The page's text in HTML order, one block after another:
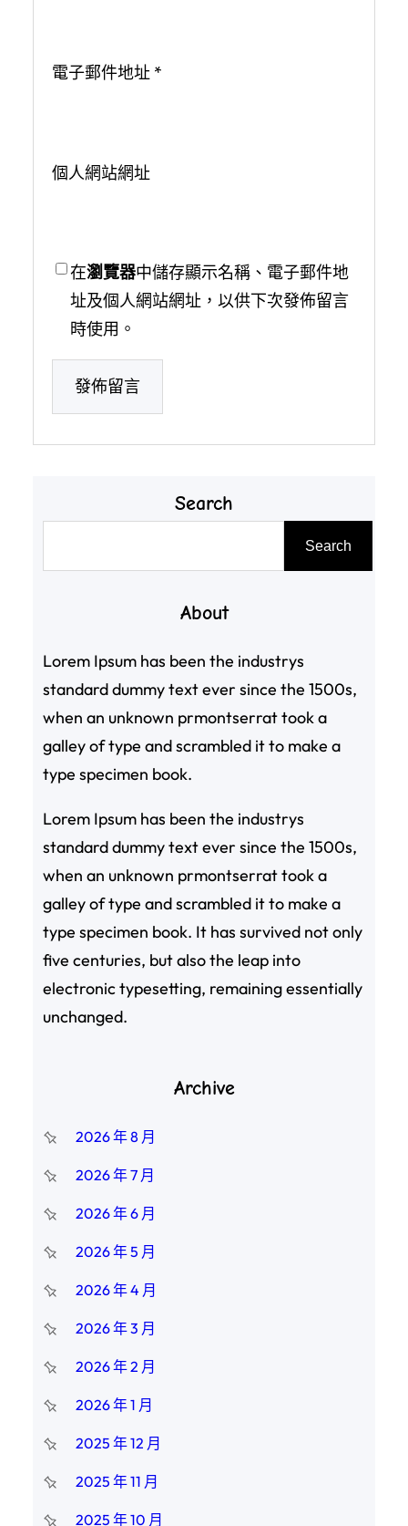
電子郵件地址 *
個人網站網址
在瀏覽器中儲存顯示名稱、電子郵件地
址及個人網站網址，以供下次發佈留言
時使用。
Search
Search
About
Lorem Ipsum has been the industrys
standard dummy text ever since the 1500s,
when an unknown prmontserrat took a
galley of type and scrambled it to make a
type specimen book.
Lorem Ipsum has been the industrys
standard dummy text ever since the 1500s,
when an unknown prmontserrat took a
galley of type and scrambled it to make a
type specimen book. It has survived not only
five centuries, but also the leap into
electronic typesetting, remaining essentially
unchanged.
Archive
2026 年 8 月
2026 年 7 月
2026 年 6 月
2026 年 5 月
2026 年 4 月
2026 年 3 月
2026 年 2 月
2026 年 1 月
2025 年 12 月
2025 年 11 月
2025 年 10 月